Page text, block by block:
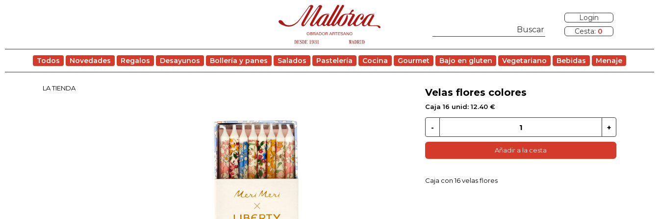
Login
Cesta: 0
Todos Novedades Regalos Desayunos Bollería y panes Salados Pastelería Cocina Gourmet Bajo en gluten Vegetariano Bebidas Menaje
LA TIENDA Velas flores colores
Caja 16 unid: 12.40 €
Añadir a la cesta
Caja con 16 velas flores